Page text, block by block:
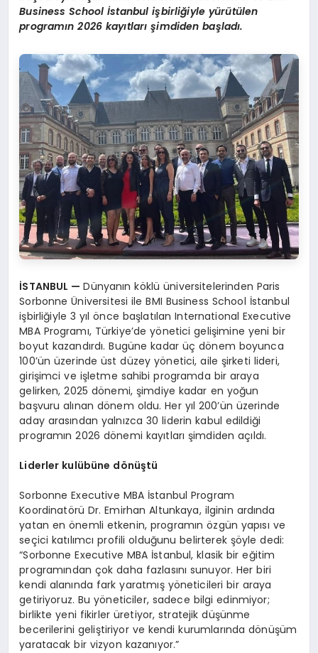
Business School İstanbul işbirliğiyle yürütülen
programın 2026 kayıtları şimdiden başladı.
İSTANBUL —Dünyanın köklü üniversitelerinden Paris
Sorbonne Üniversitesi ile BMI Business School İstanbul
işbirliğiyle 3 yıl önce başlatılan International Executive
MBA Programı, Türkiye’de yönetici gelişimine yeni bir
boyut kazandırdı. Bugüne kadar üç dönem boyunca
100’ün üzerinde üst düzey yönetici, aile şirketi lideri,
girişimci ve işletme sahibi programda bir araya
gelirken, 2025 dönemi, şimdiye kadar en yoğun
başvuru alınan dönem oldu. Her yıl 200’ün üzerinde
aday arasından yalnızca 30 liderin kabul edildiği
programın 2026 dönemi kayıtları şimdiden açıldı.
Liderler kulübüne dönüştü
Sorbonne Executive MBA İstanbul Program
Koordinatörü Dr. Emirhan Altunkaya, ilginin ardında
yatan en önemli etkenin, programın özgün yapısı ve
seçici katılımcı profili olduğunu belirterek şöyle dedi:
“Sorbonne Executive MBA İstanbul, klasik bir eğitim
programından çok daha fazlasını sunuyor. Her biri
kendi alanında fark yaratmış yöneticileri bir araya
getiriyoruz. Bu yöneticiler, sadece bilgi edinmiyor;
birlikte yeni fikirler üretiyor, stratejik düşünme
becerilerini geliştiriyor ve kendi kurumlarında dönüşüm
yaratacak bir vizyon kazanıyor.”